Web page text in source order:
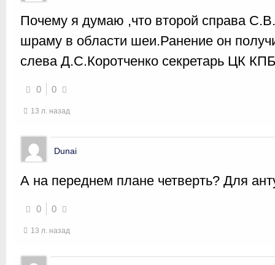
Почему я думаю ,что второй справа
шраму в области шеи.Ранение он
слева Д.С.Коротченко секретарь ЦК
0 0
13 л. назад
Dunai
А на переднем плане четверть? Для
0 0
13 л. назад